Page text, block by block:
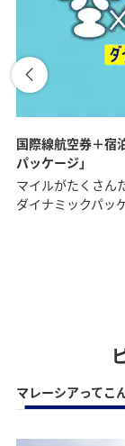
国際線航空券＋宿
パッケージ」
マイルがたくさん
ダイナミックパッ
マレーシアってこ